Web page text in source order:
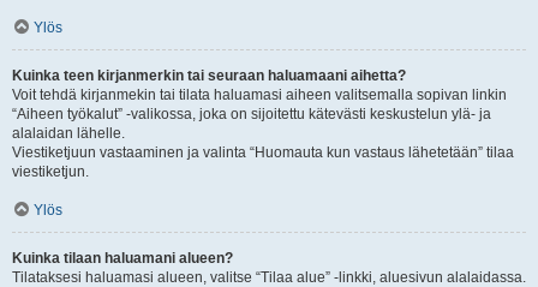
Ylös
Kuinka teen kirjanmerkin tai seuraan haluamaani aihetta?
Voit tehdä kirjanmekin tai tilata haluamasi aiheen valitsemalla sopivan linkin
“Aiheen työkalut” -valikossa, joka on sijoitettu kätevästi keskustelun ylä- ja
alalaidan lähelle.
Viestiketjuun vastaaminen ja valinta “Huomauta kun vastaus lähetetään” tilaa
viestiketjun.
Ylös
Kuinka tilaan haluamani alueen?
Tilataksesi haluamasi alueen, valitse “Tilaa alue” -linkki, aluesivun alalaidassa.